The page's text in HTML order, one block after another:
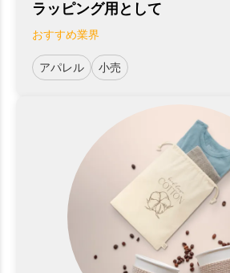
ラッピング用として
おすすめ業界
アパレル 小売